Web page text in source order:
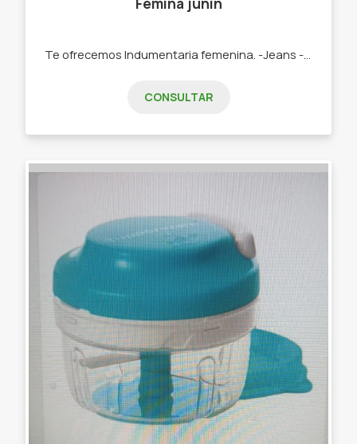
CONSULTAR